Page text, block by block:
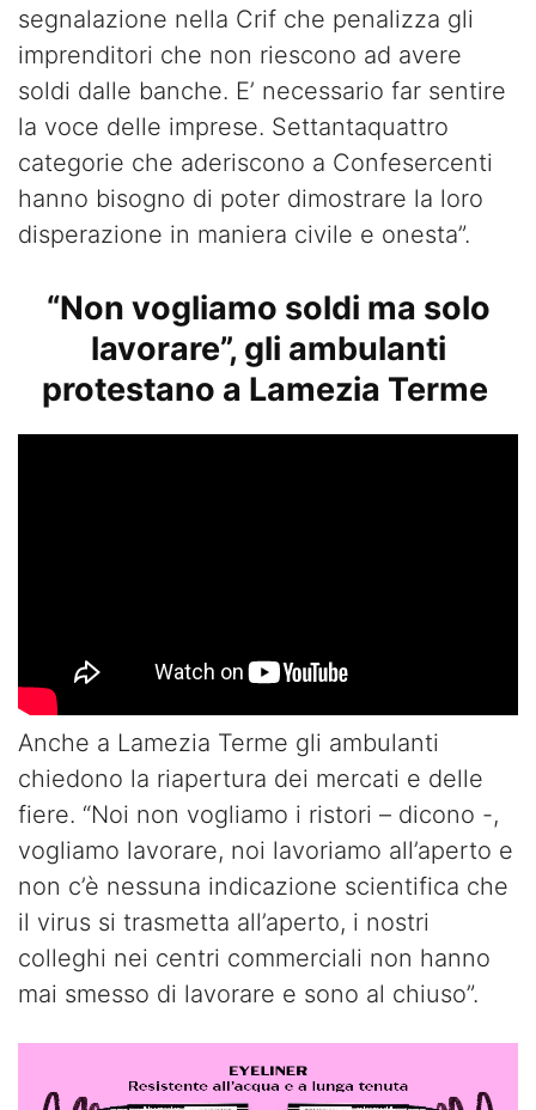
segnalazione nella Crif che penalizza gli
imprenditori che non riescono ad avere
soldi dalle banche. E’ necessario far sentire
la voce delle imprese. Settantaquattro
categorie che aderiscono a Confesercenti
hanno bisogno di poter dimostrare la loro
disperazione in maniera civile e onesta”.
“Non vogliamo soldi ma solo
lavorare”, gli ambulanti
protestano a Lamezia Terme
Anche a Lamezia Terme gli ambulanti
chiedono la riapertura dei mercati e delle
fiere. “Noi non vogliamo i ristori – dicono -,
vogliamo lavorare, noi lavoriamo all’aperto e
non c’è nessuna indicazione scientifica che
il virus si trasmetta all’aperto, i nostri
colleghi nei centri commerciali non hanno
mai smesso di lavorare e sono al chiuso”.